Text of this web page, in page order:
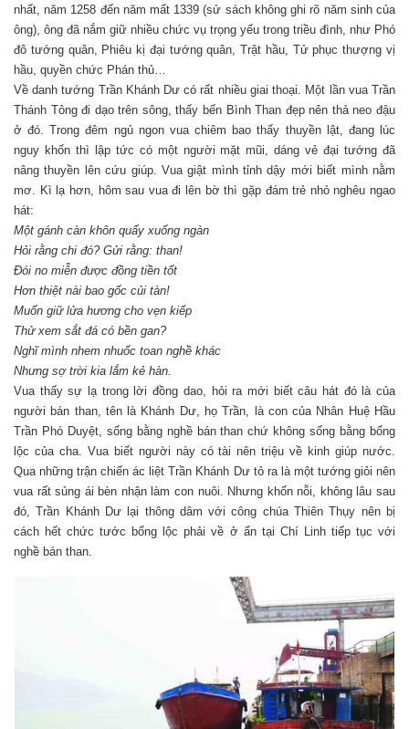
nhất, năm 1258 đến năm mất 1339 (sử sách không ghi rõ năm sinh của
ông), ông đã nắm giữ nhiều chức vụ trọng yếu trong triều đình, như Phó
đô tướng quân, Phiêu kị đại tướng quân, Trật hầu, Tử phục thượng vị
hầu, quyền chức Phán thủ…
Về danh tướng Trần Khánh Dư có rất nhiều giai thoại. Một lần vua Trần
Thánh Tông đi dạo trên sông, thấy bến Bình Than đẹp nên thả neo đậu
ở đó. Trong đêm ngủ ngon vua chiêm bao thấy thuyền lật, đang lúc
nguy khốn thì lập tức có một người mặt mũi, dáng vẻ đại tướng đã
nâng thuyền lên cứu giúp. Vua giật mình tỉnh dậy mới biết mình nằm
mơ. Kì lạ hơn, hôm sau vua đi lên bờ thì gặp đám trẻ nhỏ nghêu ngao
hát:
Một gánh càn khôn quẩy xuống ngàn
Hỏi rằng chi đó? Gửi rằng: than!
Đói no miễn được đồng tiền tốt
Hơn thiệt nài bao gốc củi tàn!
Muốn giữ lửa hương cho vẹn kiếp
Thử xem sắt đá có bền gan?
Nghĩ mình nhem nhuốc toan nghề khác
Nhưng sợ trời kia lắm kẻ hàn.
Vua thấy sự lạ trong lời đồng dao, hỏi ra mới biết câu hát đó là của
người bán than, tên là Khánh Dư, họ Trần, là con của Nhân Huệ Hầu
Trần Phó Duyệt, sống bằng nghề bán than chứ không sống bằng bổng
lộc của cha. Vua biết người này có tài nên triệu về kinh giúp nước.
Qua những trận chiến ác liệt Trần Khánh Dư tỏ ra là một tướng giỏi nên
vua rất sủng ái bèn nhận làm con nuôi. Nhưng khốn nỗi, không lâu sau
đó, Trần Khánh Dư lại thông dâm với công chúa Thiên Thụy nên bị
cách hết chức tước bổng lộc phải về ở ẩn tại Chí Linh tiếp tục với
nghề bán than.